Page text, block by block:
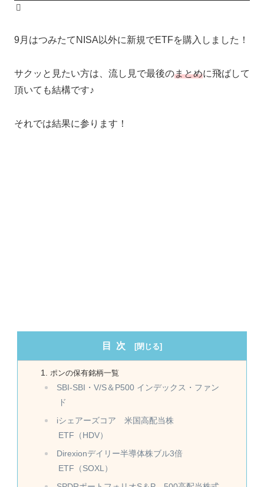
9月はつみたてNISA以外に新規でETFを購入しました！
サクッと見たい方は、流し見で最後のまとめに飛ばして
頂いても結構です♪
それでは結果に参ります！
目次
ポンの保有銘柄一覧
SBI-SBI・V/S＆P500 インデックス・ファン
ド
iシェアーズコア 米国高配当株
ETF（HDV）
Direxionデイリー半導体株ブル3倍
ETF（SOXL）